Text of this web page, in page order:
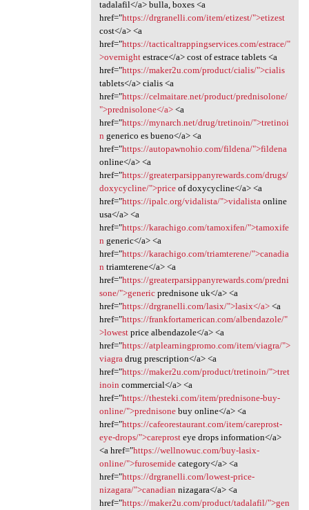
tadalafil</a> bulla, boxes <a
href="https://drgranelli.com/item/etizest/">etizest
cost</a> <a
href="https://tacticaltrappingservices.com/estrace/"
>overnightestrace</a> cost of estrace tablets <a
href="https://maker2u.com/product/cialis/">cialis
tablets</a> cialis <a
href="https://celmaitare.net/product/prednisolone/
">prednisolone</a><a
href="https://mynarch.net/drug/tretinoin/">tretinoi
n generico es bueno</a> <a
href="https://autopawnohio.com/fildena/">fildena
online</a> <a
href="https://greaterparsippanyrewards.com/drugs/
doxycycline/">priceof doxycycline</a> <a
href="https://ipalc.org/vidalista/">vidalistaonline
usa</a> <a
href="https://karachigo.com/tamoxifen/">tamoxife
n generic</a> <a
href="https://karachigo.com/triamterene/">canadia
n triamterene</a> <a
href="https://greaterparsippanyrewards.com/predni
sone/">genericprednisone uk</a> <a
href="https://drgranelli.com/lasix/">lasix</a><a
href="https://frankfortamerican.com/albendazole/"
>lowestprice albendazole</a> <a
href="https://atplearningpromo.com/item/viagra/">
viagradrug prescription</a> <a
href="https://maker2u.com/product/tretinoin/">tret
inoin commercial</a> <a
href="https://thesteki.com/item/prednisone-buy-
online/">prednisonebuy online</a> <a
href="https://cafeorestaurant.com/item/careprost-
eye-drops/">careprosteye drops information</a>
<a href="https://wellnowuc.com/buy-lasix-
online/">furosemidecategory</a> <a
href="https://drgranelli.com/lowest-price-
nizagara/">canadian nizagara</a> <a
href="https://maker2u.com/product/tadalafil/">gen